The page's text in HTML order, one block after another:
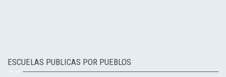
ESCUELAS PUBLICAS POR PUEBLOS